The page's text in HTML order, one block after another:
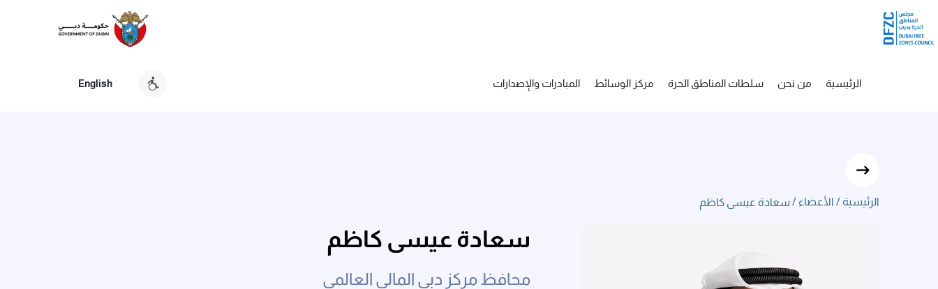
تخطي إلى المحتوى الرئيسي
سعادة عيسى كاظم
الرئيسية من نحن سلطات المناطق الحرة مركز الوسائط المبادرات والإصدارات English
الرئيسية / الأعضاء /سعادة عيسى كاظم
سعادة عيسى كاظم
محافظ مركز دبي المالي العالمي